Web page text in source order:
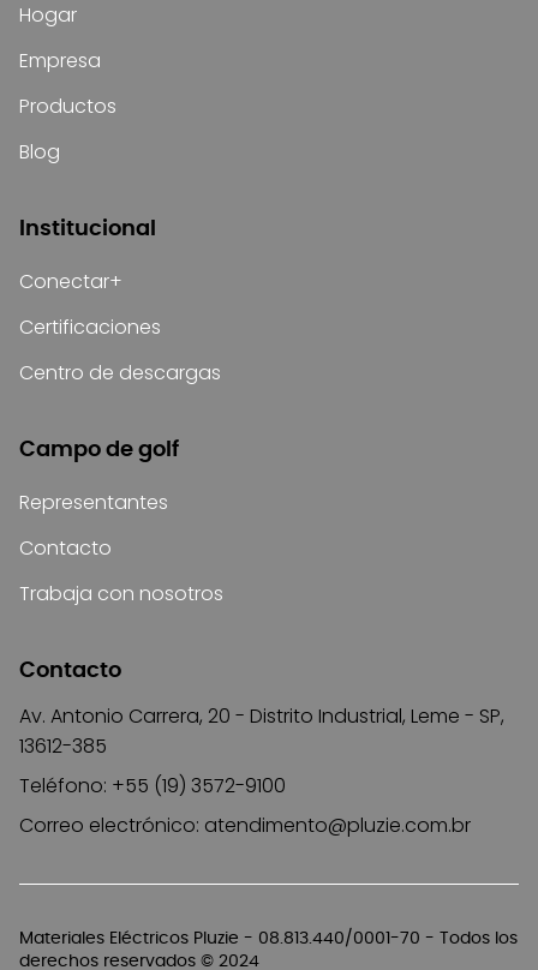
Materiales Eléctricos Pluzie - 08.813.440/0001-70 - Todos los
derechos reservados © 2024
Hogar
Empresa
Productos
Blog
Institucional
Conectar+
Certificaciones
Centro de descargas
Campo de golf
Representantes
Contacto
Trabaja con nosotros
Contacto
Av. Antonio Carrera, 20 - Distrito Industrial, Leme - SP,
13612-385
Teléfono: +55 (19) 3572-9100
Correo electrónico: atendimento@pluzie.com.br